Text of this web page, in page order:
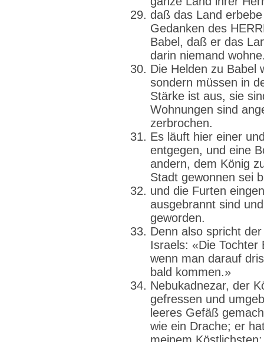
daß das Land
Gedanken des
Babel, daß er das
darin niemand
Die Helden zu Babel
sondern müssen in
Stärke ist aus, sie
Wohnungen sind
zerbrochen.
Es läuft hier einer
entgegen, und eine
andern, dem König
Stadt gewonnen sei
und die Furten
ausgebrannt sind
geworden.
Denn also spricht
Israels: «Die Tochter
wenn man darauf
bald kommen.»
Nebukadnezar, der
gefressen und
leeres Gefäß
wie ein Drache; er